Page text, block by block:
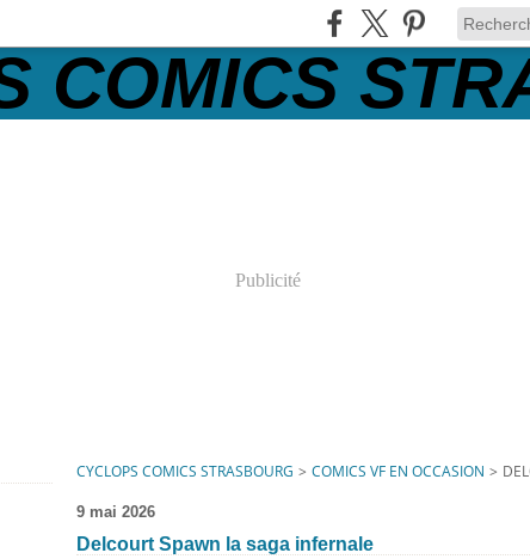
Publicité
CYCLOPS COMICS STRASBOURG > COMICS VF EN OCCASION >
9 mai 2026
Delcourt Spawn la saga infernale